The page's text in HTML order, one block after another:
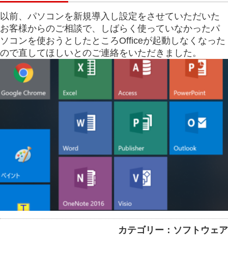
以前、パソコンを新規導入し設定をさせていただいた
お客様からのご相談で、しばらく使っていなかったパ
ソコンを使おうとしたところOfficeが起動しなくなった
ので直してほしいとのご連絡をいただきました。
カテゴリー：ソフトウェア